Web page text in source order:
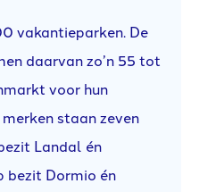
vakantieparken. De
daarvan zo’n 55 tot
voor hun
staan zeven
Landal én
bezit Dormio én